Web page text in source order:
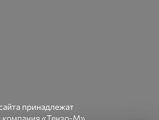
принадлежат
«Тензо-М».